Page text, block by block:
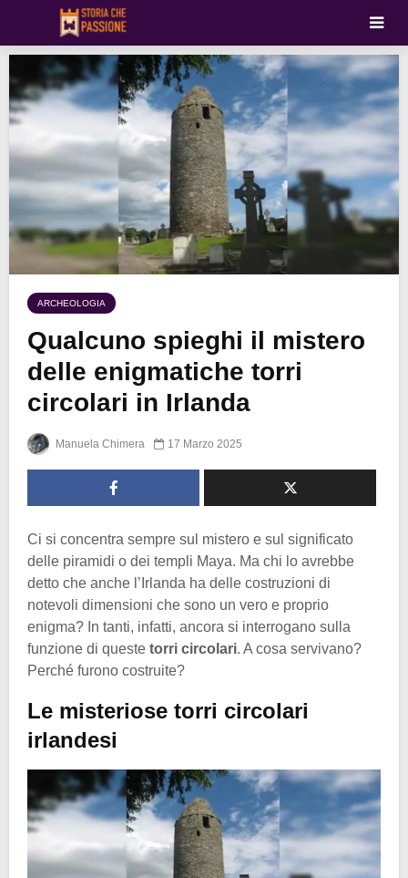
ARCHEOLOGIA
Qualcuno spieghi il mistero
delle enigmatiche torri
circolari in Irlanda
Manuela Chimera 17 Marzo 2025
Ci si concentra sempre sul mistero e sul significato
delle piramidi o dei templi Maya. Ma chi lo avrebbe
detto che anche l’Irlanda ha delle costruzioni di
notevoli dimensioni che sono un vero e proprio
enigma? In tanti, infatti, ancora si interrogano sulla
funzione di queste torri circolari. A cosa servivano?
Perché furono costruite?
Le misteriose torri circolari
irlandesi